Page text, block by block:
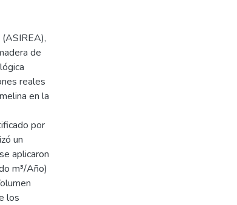
de
reales
en la
por
un
aplicaron
m³/Año)
los